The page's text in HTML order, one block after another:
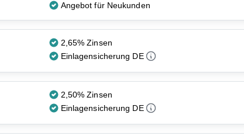
Angebot für Neukunden
2,65% Zinsen
Einlagensicherung DE
2,50% Zinsen
Einlagensicherung DE